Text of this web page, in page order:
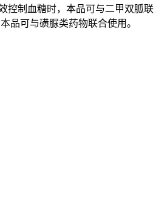
控制血糖时，本品可与二甲双胍联
品可与磺脲类药物联合使用。